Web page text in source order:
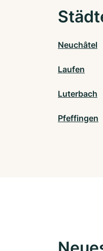
Neuchâtel
Laufen
Luterbach
Pfeffingen